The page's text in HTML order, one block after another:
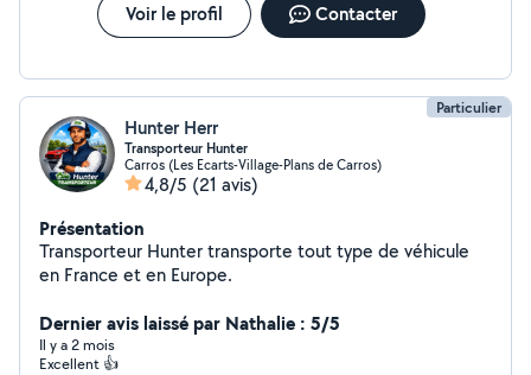
Voir le profil Contacter
Particulier
Hunter Herr
Transporteur Hunter
Carros (Les Ecarts-Village-Plans de Carros)
4,8/5 (21 avis)
Présentation
Transporteur Hunter transporte tout type de véhicule
en France et en Europe.
Dernier avis laissé par Nathalie : 5/5
Il y a 2 mois
Excellent 👍